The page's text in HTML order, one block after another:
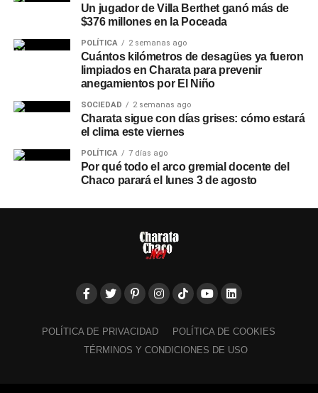
Un jugador de Villa Berthet ganó más de
$376 millones en la Poceada
POLÍTICA 2 semanas ago
Cuántos kilómetros de desagües ya fueron
limpiados en Charata para prevenir
anegamientos por El Niño
SOCIEDAD 2 semanas ago
Charata sigue con días grises: cómo estará
el clima este viernes
POLÍTICA 7 días ago
Por qué todo el arco gremial docente del
Chaco parará el lunes 3 de agosto
POLÍTICA DE PRIVACIDAD
POLÍTICA DE COOKIES
TÉRMINOS Y CONDICIONES DE USO